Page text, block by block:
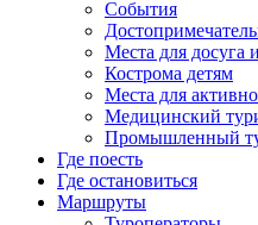
События
Места для досуга
Кострома детям
Места для
Медицинский
Промышленный
Где поесть
Где остановиться
Маршруты